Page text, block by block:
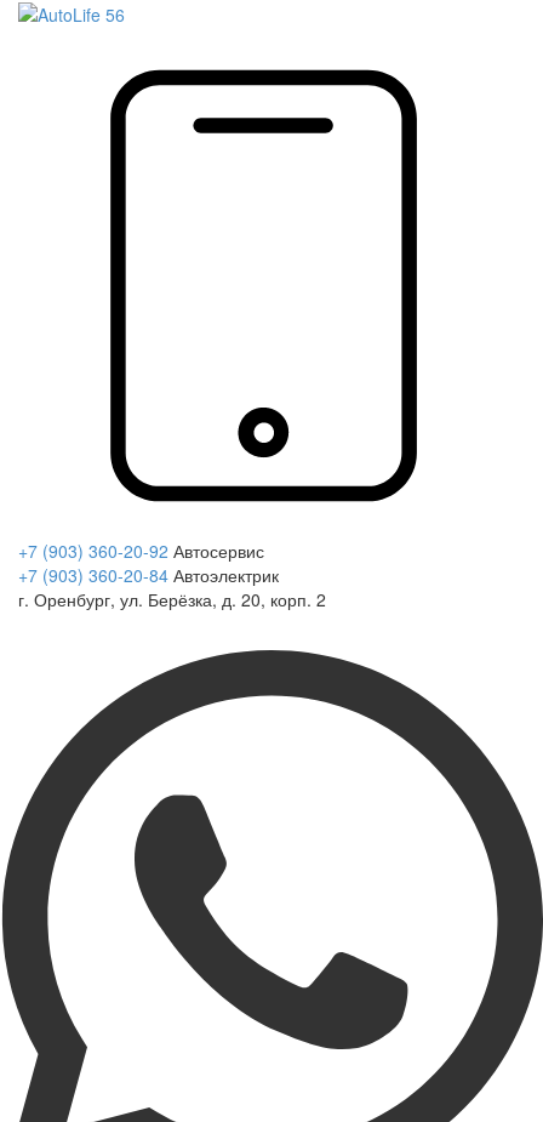
+7 (903) 360-20-92 Автосервис
+7 (903) 360-20-84 Автоэлектрик
г. Оренбург, ул. Берёзка, д. 20, корп. 2